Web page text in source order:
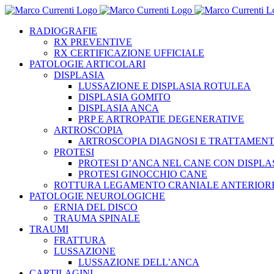
Salta
contenutoRADIOGRAFIE
RX PREVENTIVE
RX CERTIFICAZIONE UFFICIALE
PATOLOGIE ARTICOLARI
DISPLASIA
LUSSAZIONE E DISPLASIA ROTULEA
DISPLASIA GOMITO
DISPLASIA ANCA
PRP E ARTROPATIE DEGENERATIVE
ARTROSCOPIA
ARTROSCOPIA DIAGNOSI E
PROTESI
PROTESI D’ANCA NEL CANE CON
PROTESI GINOCCHIO CANE
ROTTURA LEGAMENTO CRANIALE
PATOLOGIE NEUROLOGICHE
ERNIA DEL DISCO
TRAUMA SPINALE
TRAUMI
FRATTURA
LUSSAZIONE
LUSSAZIONE DELL’ANCA